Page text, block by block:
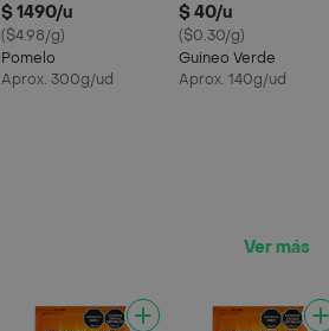
$ 1490/u
($4.98/g)
Pomelo
Aprox. 300g/ud
$ 40/u
($0.30/g)
Guineo Verde
Aprox. 140g/ud
Ver más